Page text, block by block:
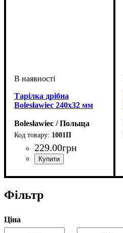
Тарілка дрібна
Bolesławiec 240x32 мм
Bolesławiec / Польща
1001П
229.00грн
Фільтр
Ціна